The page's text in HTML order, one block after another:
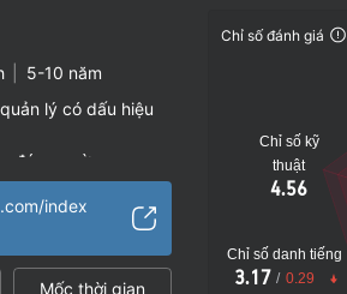
5-10 năm
lý có dấu hiệu
đáng ngờ
index
Mốc thời gian
Chỉ số đánh giá
Chỉ số kỹ
thuật
4.56
Chỉ số danh tiếng
3.17 / 0.29